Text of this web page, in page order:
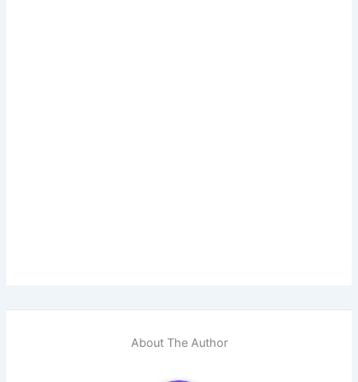
About The Author